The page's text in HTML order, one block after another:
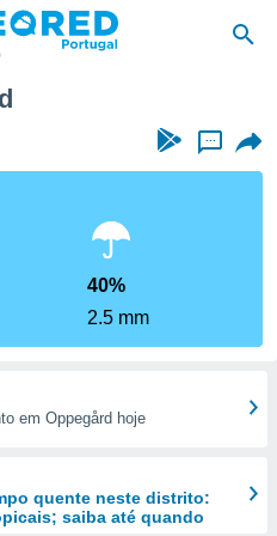
...
40%
2.5 mm
em Oppegård hoje
quente neste distrito:
saiba até quando